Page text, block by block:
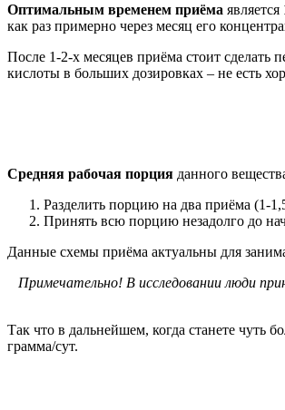
Оптимальным временем приёма является
как раз примерно через месяц его
После 1-2-х месяцев приёма стоит сделать
кислоты в больших дозировках – не есть
Средняя рабочая порция данного
Разделить порцию на два приёма (1-
Принять всю порцию незадолго до
Данные схемы приёма актуальны для
Примечательно! В исследовании люди
Так что в дальнейшем, когда станете чуть
грамма/сут.